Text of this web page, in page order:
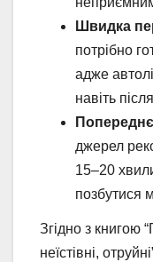
Швидка
потрібно
адже
навіть
джерел
15–20
позбутися
Згідно з книгою
неїстівні,